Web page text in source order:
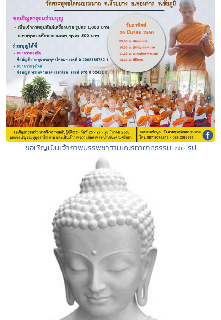
ขอเชิญเป็นเจ้าภาพบรรพชาสามเณรทายาทธรรม ๗๐ รูป